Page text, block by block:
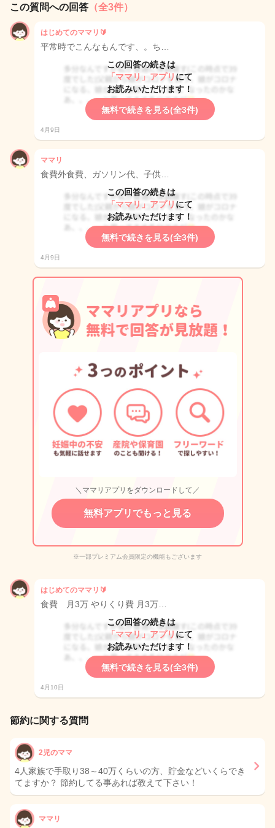
この質問への回答 （全3件）
はじめてのママリ🔰
平常時でこんなもんです、。ち…
この回答の続きは
「ママリ」アプリ にて
お読みいただけます！
無料で続きを見る(全3件)
4月9日
ママリ
食費外食費、ガソリン代、子供…
この回答の続きは
「ママリ」アプリ にて
お読みいただけます！
無料で続きを見る(全3件)
4月9日
＼ママリアプリをダウンロードして／
無料アプリでもっと見る
※一部プレミアム会員限定の機能もございます
はじめてのママリ🔰
食費 月3万 やりくり費 月3万…
この回答の続きは
「ママリ」アプリ にて
お読みいただけます！
無料で続きを見る(全3件)
4月10日
節約に関する質問
2児のママ
4人家族で手取り38～40万くらいの方、貯金などいくらでき
てますか？ 節約してる事あれば教えて下さい！
ママリ